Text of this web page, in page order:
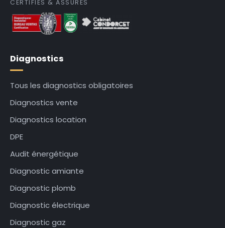
CERTIFIÉS & ASSURÉS
Diagnostics
Tous les diagnostics obligatoires
Diagnostics vente
Diagnostics location
DPE
Audit énergétique
Diagnostic amiante
Diagnostic plomb
Diagnostic électrique
Diagnostic gaz